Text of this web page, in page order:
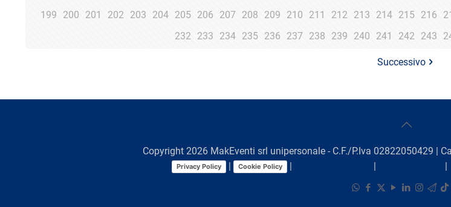
199
200 201 202 203 204 205 206 207 208 209 210 211 212 213 214 215 216
232
233 234 235 236 237 238 239 240 241 242 243
Successivo
Copyright 2026 MakEventi srl unipersonale - C.F./P.Iva 02822050429 |
Privacy Policy | Cookie Policy | | |